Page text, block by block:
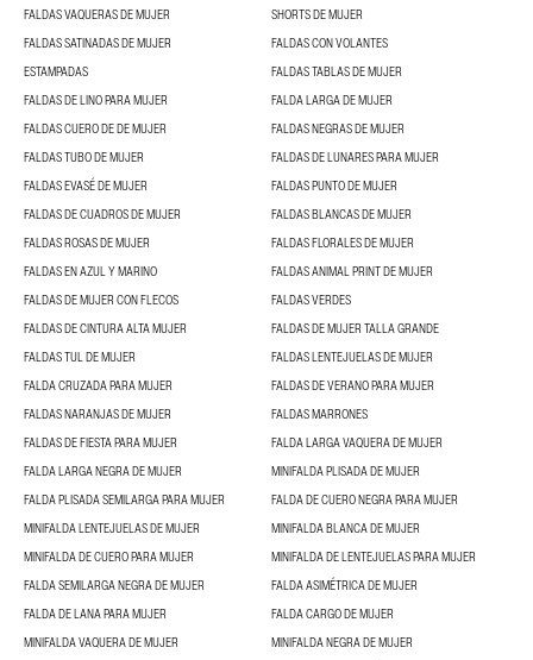
FALDAS VAQUERAS DE MUJER
SHORTS DE MUJER
FALDAS SATINADAS DE MUJER
FALDAS CON VOLANTES
ESTAMPADAS
FALDAS TABLAS DE MUJER
FALDAS DE LINO PARA MUJER
FALDA LARGA DE MUJER
FALDAS CUERO DE DE MUJER
FALDAS NEGRAS DE MUJER
FALDAS TUBO DE MUJER
FALDAS DE LUNARES PARA MUJER
FALDAS EVASÉ DE MUJER
FALDAS PUNTO DE MUJER
FALDAS DE CUADROS DE MUJER
FALDAS BLANCAS DE MUJER
FALDAS ROSAS DE MUJER
FALDAS FLORALES DE MUJER
FALDAS EN AZUL Y MARINO
FALDAS ANIMAL PRINT DE MUJER
FALDAS DE MUJER CON FLECOS
FALDAS VERDES
FALDAS DE CINTURA ALTA MUJER
FALDAS DE MUJER TALLA GRANDE
FALDAS TUL DE MUJER
FALDAS LENTEJUELAS DE MUJER
FALDA CRUZADA PARA MUJER
FALDAS DE VERANO PARA MUJER
FALDAS NARANJAS DE MUJER
FALDAS MARRONES
FALDAS DE FIESTA PARA MUJER
FALDA LARGA VAQUERA DE MUJER
FALDA LARGA NEGRA DE MUJER
MINIFALDA PLISADA DE MUJER
FALDA PLISADA SEMILARGA PARA MUJER
FALDA DE CUERO NEGRA PARA MUJER
MINIFALDA LENTEJUELAS DE MUJER
MINIFALDA BLANCA DE MUJER
MINIFALDA DE CUERO PARA MUJER
MINIFALDA DE LENTEJUELAS PARA MUJER
FALDA SEMILARGA NEGRA DE MUJER
FALDA ASIMÉTRICA DE MUJER
FALDA DE LANA PARA MUJER
FALDA CARGO DE MUJER
MINIFALDA VAQUERA DE MUJER
MINIFALDA NEGRA DE MUJER